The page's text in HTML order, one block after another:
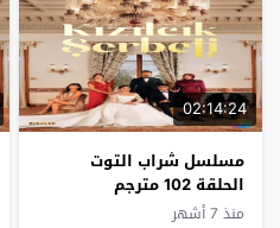
02:14:24
مسلسل شراب التوت
الحلقة 102 مترجم
منذ 7 أشهر